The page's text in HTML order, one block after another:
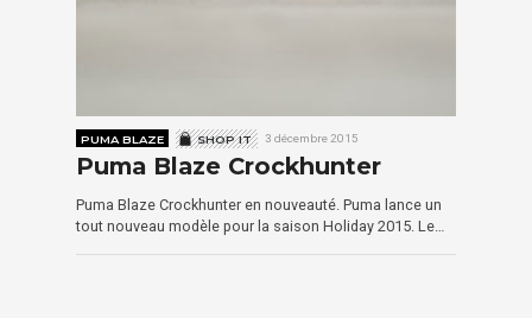
PUMA BLAZE SHOP IT 3 décembre 2015
Puma Blaze Crockhunter
Puma Blaze Crockhunter en nouveauté. Puma lance un
tout nouveau modèle pour la saison Holiday 2015. Le…